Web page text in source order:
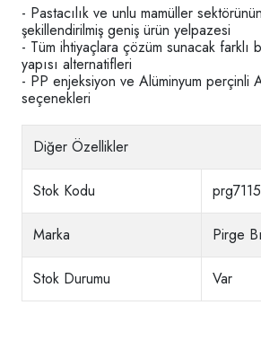
- Pastacılık ve unlu mamüller
şekillendirilmiş geniş ürün yelpazesi
- Tüm ihtiyaçlara çözüm sunacak farklı
yapısı alternatifleri
- PP enjeksiyon ve Alüminyum perçinli
seçenekleri
Diğer Özellikler
Stok Kodu
Marka Pirge
Stok Durumu Var